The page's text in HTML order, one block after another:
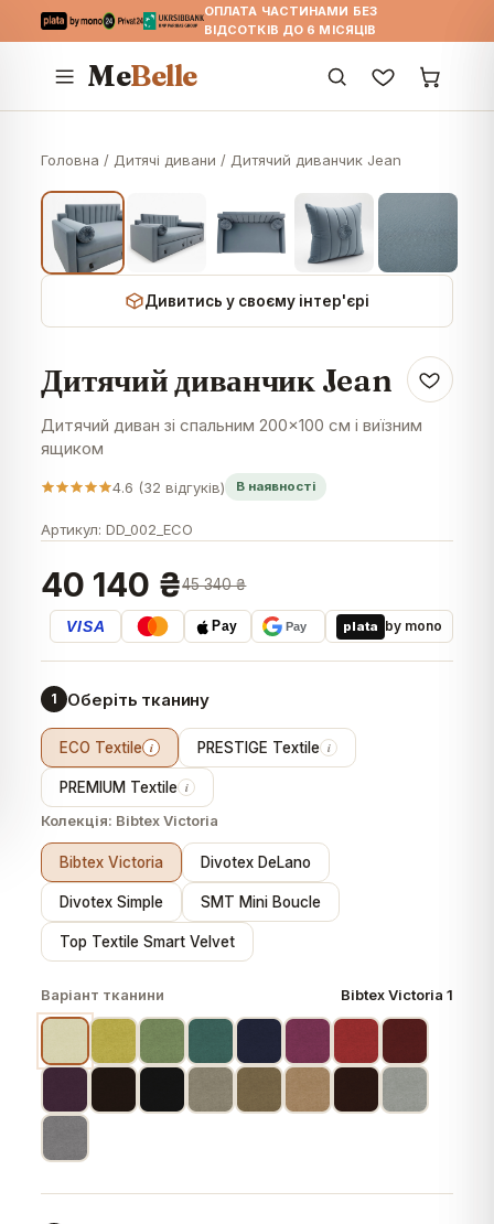
ОПЛАТА ЧАСТИНАМИ БЕЗ
ВІДСОТКІВ ДО 6 МІСЯЦІВ
MeBelle
Головна / Дитячі дивани / Дитячий диванчик Jean
Дивитись у своєму інтер'єрі
Дитячий диванчик Jean
Дитячий диван зі спальним 200×100 см і виїзним
ящиком
4.6 (32 відгуків) В наявності
Артикул:DD_002_ECO
40 140 ₴45 340 ₴
VISA Pay Pay plata by mono
1 Оберіть тканину
ECO Textile i PRESTIGE Textile i
PREMIUM Textile i
Колекція: Bibtex Victoria
Bibtex Victoria Divotex DeLano
Divotex Simple SMT Mini Boucle
Top Textile Smart Velvet
Варіант тканини Bibtex Victoria 1